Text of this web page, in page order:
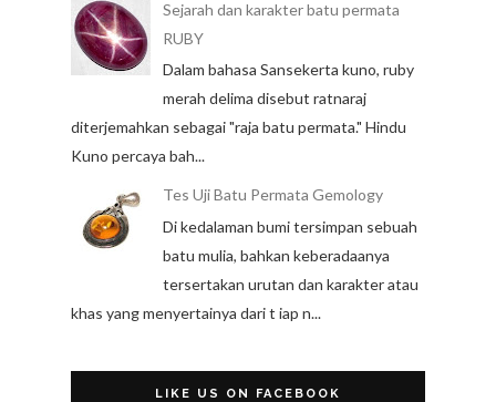
Sejarah dan karakter batu permata
RUBY
Dalam bahasa Sansekerta kuno, ruby
merah delima disebut ratnaraj
diterjemahkan sebagai "raja batu permata." Hindu
Kuno percaya bah...
Tes Uji Batu Permata Gemology
Di kedalaman bumi tersimpan sebuah
batu mulia, bahkan keberadaanya
tersertakan urutan dan karakter atau
khas yang menyertainya dari t iap n...
LIKE US ON FACEBOOK